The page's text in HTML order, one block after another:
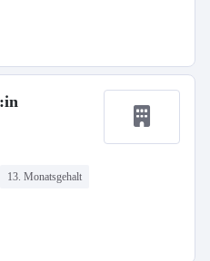
13. Monatsgehalt